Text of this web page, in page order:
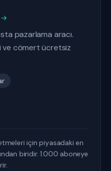
→
pazarlama aracı.
ve cömert ücretsiz
için piyasadaki en
biridir. 1.000 aboneye